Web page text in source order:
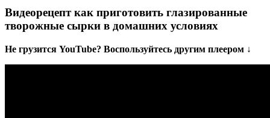
Видеорецепт как приготовить глазированные
творожные сырки в домашних условиях
Не грузится YouTube? Воспользуйтесь другим плеером ↓